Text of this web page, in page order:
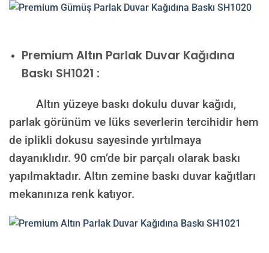
PremiumAltın Parlak Duvar Kağıdına
Baskı SH1021 :
Altın yüzeye baskı dokulu duvar kağıdı,
parlak görünüm ve lüks severlerin tercihidir hem
de iplikli dokusu sayesinde yırtılmaya
dayanıklıdır. 90 cm’de bir parçalı olarak baskı
yapılmaktadır. Altın zemine baskı duvar kağıtları
mekanınıza renk katıyor.